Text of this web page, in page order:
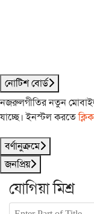
নোটিশ বোর্ড
নজরুলগীতির নতুন মোবাইল
যাচ্ছে। ইনস্টল করতে
বর্ণানুক্রমে
জনপ্রিয়
যোগিয়া মিশ্র
Enter Part of Title